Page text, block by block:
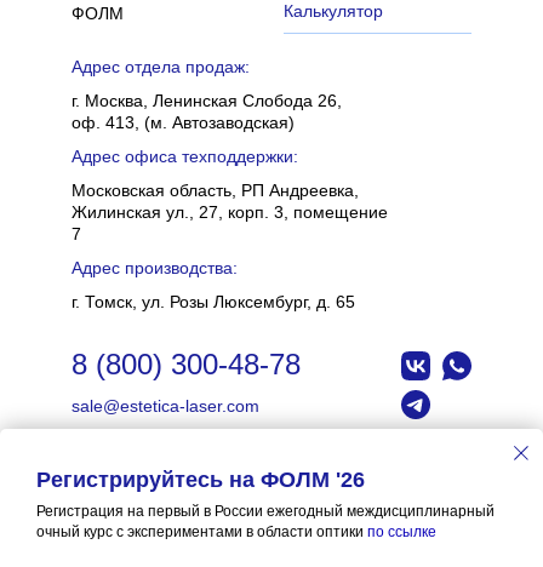
Калькулятор
ФОЛМ
Адрес отдела продаж:
г. Москва, Ленинская Слобода 26,
оф. 413, (м. Автозаводская)
Адрес офиса техподдержки:
Московская область, РП Андреевка,
Жилинская ул., 27, корп. 3, помещение
7
Адрес производства:
г. Томск, ул. Розы Люксембург, д. 65
8 (800) 300-48-78
sale@estetica-laser.com
АО “ПЛЛТ”
ИНН 7017486367, КПП 701701001
Политика конфиденциальности
Регистрируйтесь на ФОЛМ '26
Регистрация на первый в России ежегодный междисциплинарный
очный курс с экспериментами в области оптики по ссылке
Этот сайт использует файлы cookie и метаданные. Продолжая
просматривать его, вы соглашаетесь на использование нами